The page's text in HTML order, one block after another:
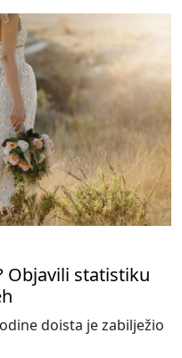
Objavili statistiku
doista je zabilježio